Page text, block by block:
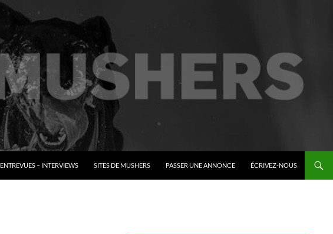
ENTREVUES – INTERVIEWS SITES DE MUSHERS PASSER UNE ANNONCE ÉCRIVEZ-NOUS